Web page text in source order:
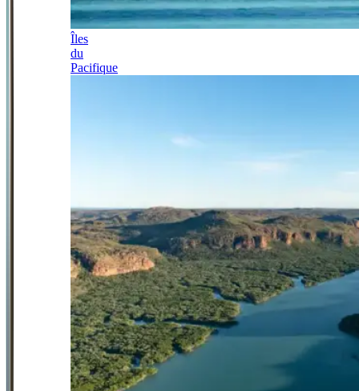
Îles
du
Pacifique